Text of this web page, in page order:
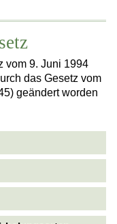
vom 9. Juni 1994
das Gesetz vom
geändert worden